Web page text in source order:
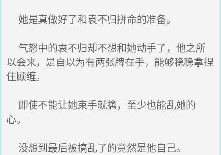
她是真做好了和袁不归拼命的准备。
气怒中的袁不归却不想和她动手了，他之所
以会来，是自以为有两张牌在手，能够稳稳拿捏
住顾缠。
即使不能让她束手就擒，至少也能乱她的
心。
没想到最后被搞乱了的竟然是他自己。